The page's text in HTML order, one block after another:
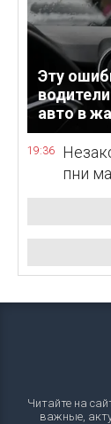
Эту
авто в
19:36
пни
Читайте на
важные,